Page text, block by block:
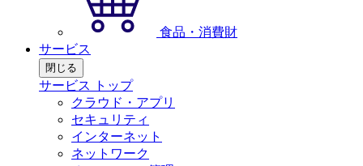
食品・消費財
サービス
閉じる
サービス トップ
クラウド・アプリ
セキュリティ
インターネット
ネットワーク